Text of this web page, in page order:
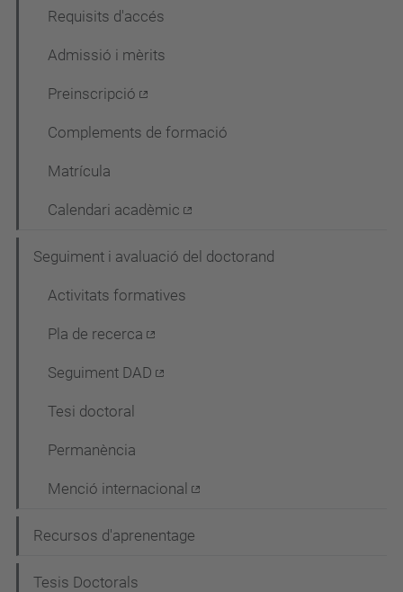
Requisits d'accés
Admissió i mèrits
Preinscripció
Complements de formació
Matrícula
Calendari acadèmic
Seguiment i avaluació del doctorand
Activitats formatives
Pla de recerca
Seguiment DAD
Tesi doctoral
Permanència
Menció internacional
Recursos d'aprenentage
Tesis Doctorals